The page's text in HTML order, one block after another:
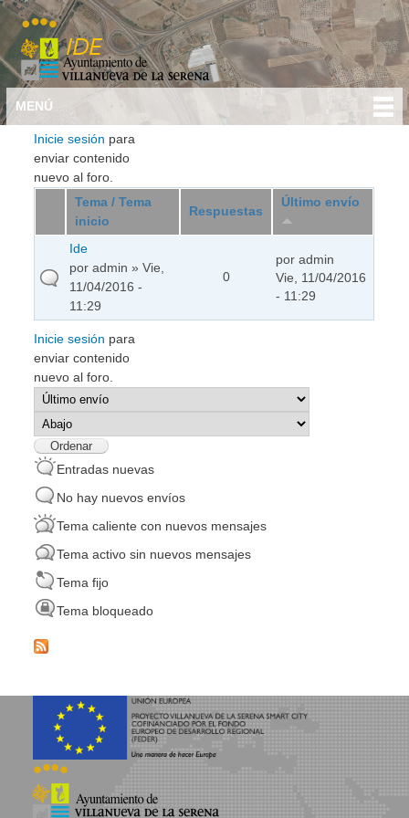
Ir al
principal
Menú principal
MENÚ
USTED ESTÁ AQUÍ
Debate general
Inicie sesión para
enviar contenido
nuevo al foro.
Tema / Tema
inicio
Respuestas
Último envío
Ide
poradmin » Vie,
11/04/2016 -
11:29
0
poradmin
Vie, 11/04/2016
- 11:29
Inicie sesión para
enviar contenido
nuevo al foro.
Ordenar por
Ordenar
Entradas nuevas
No hay nuevos envíos
Tema caliente con nuevos mensajes
Tema activo sin nuevos mensajes
Tema fijo
Tema bloqueado